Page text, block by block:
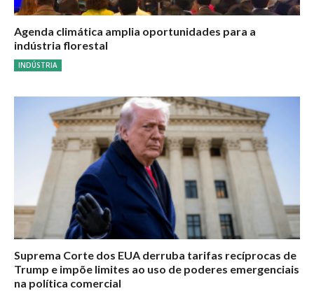
Agenda climática amplia oportunidades para a
indústria florestal
INDÚSTRIA
Suprema Corte dos EUA derruba tarifas recíprocas de
Trump e impõe limites ao uso de poderes emergenciais
na política comercial